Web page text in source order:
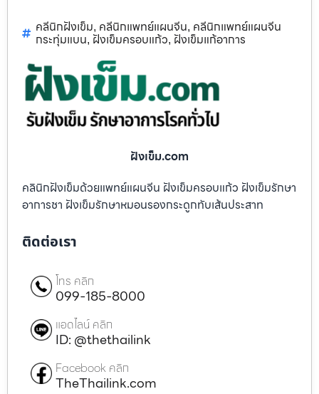
คลีนิกฝังเข็ม, คลีนิกแพทย์แผนจีน, คลีนิกแพทย์แผนจีน
กระทุ่มแบน, ฝังเข็มครอบแก้ว, ฝังเข็มแก้อาการ
ฝังเข็ม.com
คลินิกฝังเข็มด้วยแพทย์แผนจีน ฝังเข็มครอบแก้ว ฝังเข็มรักษา
อาการชา ฝังเข็มรักษาหมอนรองกระดูกทับเส้นประสาท
ติดต่อเรา
โทร คลิก
099-185-8000
แอดไลน์ คลิก
ID: @thethailink
Facebook คลิก
TheThailink.com